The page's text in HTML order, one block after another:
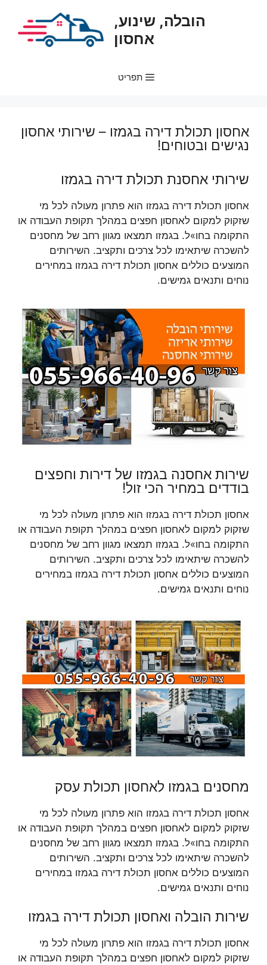
הובלה, שינוע,
אחסון
תפריט
אחסון תכולת דירה בגמזו – שירותי אחסון
נגישים ובטוחים!
שירותי אחסנת תכולת דירה בגמזו
אחסון תכולת דירה בגמזו הוא פתרון מעולה לכל מי
שזקוק למקום לאחסון חפצים במהלך תקופת העבודה או
התקומה בחו»ל. בגמזו תמצאו מגוון רחב של מחסנים
להשכרה שיתאימו לכל צרכים ותקציב. השירותים
המוצעים כוללים אחסון תכולת דירה בגמזו במחירים
נוחים ותנאים גמישים.
שירות אחסנה בגמזו של דירות וחפצים
בודדים במחיר הכי זול!
אחסון תכולת דירה בגמזו הוא פתרון מעולה לכל מי
שזקוק למקום לאחסון חפצים במהלך תקופת העבודה או
התקומה בחו»ל. בגמזו תמצאו מגוון רחב של מחסנים
להשכרה שיתאימו לכל צרכים ותקציב. השירותים
המוצעים כוללים אחסון תכולת דירה בגמזו במחירים
נוחים ותנאים גמישים.
מחסנים בגמזו לאחסון תכולת עסק
אחסון תכולת דירה בגמזו הוא פתרון מעולה לכל מי
שזקוק למקום לאחסון חפצים במהלך תקופת העבודה או
התקומה בחו»ל. בגמזו תמצאו מגוון רחב של מחסנים
להשכרה שיתאימו לכל צרכים ותקציב. השירותים
המוצעים כוללים אחסון תכולת דירה בגמזו במחירים
נוחים ותנאים גמישים.
שירות הובלה ואחסון תכולת דירה בגמזו
אחסון תכולת דירה בגמזו הוא פתרון מעולה לכל מי
שזקוק למקום לאחסון חפצים במהלך תקופת העבודה או